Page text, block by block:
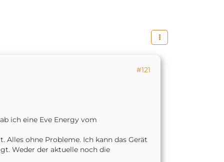
#121
ich eine Eve Energy vom
ohne Probleme. Ich kann das Gerät
Weder der aktuelle noch die